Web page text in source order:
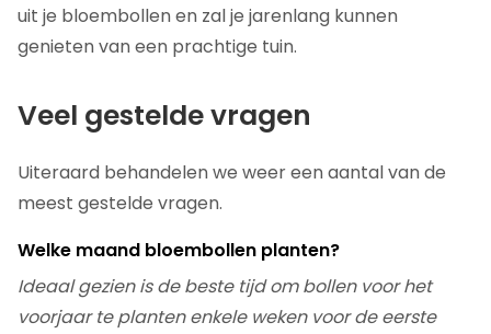
uit je bloembollen en zal je jarenlang kunnen
genieten van een prachtige tuin.
Veel gestelde vragen
Uiteraard behandelen we weer een aantal van de
meest gestelde vragen.
Welke maand bloembollen planten?
Ideaal gezien is de beste tijd om bollen voor het
voorjaar te planten enkele weken voor de eerste